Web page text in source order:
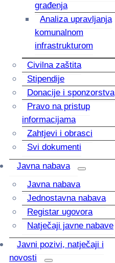
građenja
Analiza upravljanja
komunalnom
infrastrukturom
Civilna zaštita
Stipendije
Donacije i sponzorstva
Pravo na pristup
informacijama
Zahtjevi i obrasci
Svi dokumenti
Javna nabava
Javna nabava
Jednostavna nabava
Registar ugovora
Natječaji javne nabave
Javni pozivi, natječaji i
novosti